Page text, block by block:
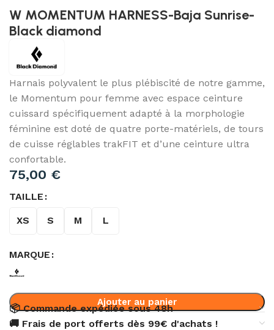
W MOMENTUM HARNESS-Baja Sunrise-
Black diamond
Harnais polyvalent le plus plébiscité de notre gamme,
le Momentum pour femme avec espace ceinture
cuissard spécifiquement adapté à la morphologie
féminine est doté de quatre porte-matériels, de tours
de cuisse réglables trakFIT et d’une ceinture ultra
confortable.
75,00 €
TAILLE
XS S M L
MARQUE
Ajouter au panier
📦 Commande expédiée sous 48h
🚚 Frais de port offerts dès 99€ d'achats !